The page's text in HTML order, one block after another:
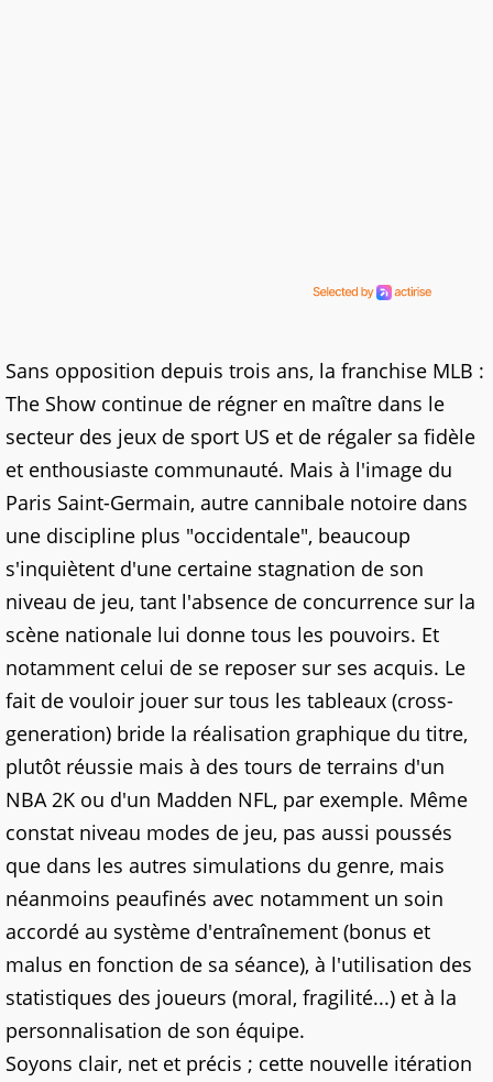
Sans opposition depuis trois ans, la franchise MLB :
The Show continue de régner en maître dans le
secteur des jeux de sport US et de régaler sa fidèle
et enthousiaste communauté. Mais à l'image du
Paris Saint-Germain, autre cannibale notoire dans
une discipline plus "occidentale", beaucoup
s'inquiètent d'une certaine stagnation de son
niveau de jeu, tant l'absence de concurrence sur la
scène nationale lui donne tous les pouvoirs. Et
notamment celui de se reposer sur ses acquis. Le
fait de vouloir jouer sur tous les tableaux (cross-
generation) bride la réalisation graphique du titre,
plutôt réussie mais à des tours de terrains d'un
NBA 2K ou d'un Madden NFL, par exemple. Même
constat niveau modes de jeu, pas aussi poussés
que dans les autres simulations du genre, mais
néanmoins peaufinés avec notamment un soin
accordé au système d'entraînement (bonus et
malus en fonction de sa séance), à l'utilisation des
statistiques des joueurs (moral, fragilité...) et à la
personnalisation de son équipe.
Soyons clair, net et précis ; cette nouvelle itération